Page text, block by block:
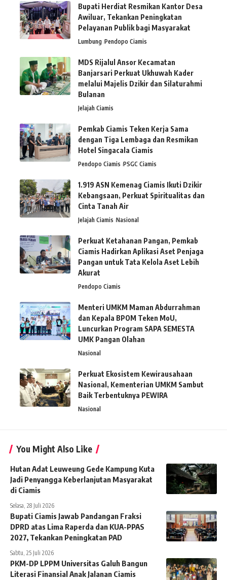
Bupati Herdiat Resmikan Kantor Desa
Awiluar, Tekankan Peningkatan
Pelayanan Publik bagi Masyarakat
Lumbung Pendopo Ciamis
MDS Rijalul Ansor Kecamatan
Banjarsari Perkuat Ukhuwah Kader
melalui Majelis Dzikir dan Silaturahmi
Bulanan
Jelajah Ciamis
Pemkab Ciamis Teken Kerja Sama
dengan Tiga Lembaga dan Resmikan
Hotel Singacala Ciamis
Pendopo Ciamis PSGC Ciamis
1.919 ASN Kemenag Ciamis Ikuti Dzikir
Kebangsaan, Perkuat Spiritualitas dan
Cinta Tanah Air
Jelajah Ciamis Nasional
Perkuat Ketahanan Pangan, Pemkab
Ciamis Hadirkan Aplikasi Aset Penjaga
Pangan untuk Tata Kelola Aset Lebih
Akurat
Pendopo Ciamis
Menteri UMKM Maman Abdurrahman
dan Kepala BPOM Teken MoU,
Luncurkan Program SAPA SEMESTA
UMK Pangan Olahan
Nasional
Perkuat Ekosistem Kewirausahaan
Nasional, Kementerian UMKM Sambut
Baik Terbentuknya PEWIRA
Nasional
You Might Also Like
Hutan Adat Leuweung Gede Kampung Kuta
Jadi Penyangga Keberlanjutan Masyarakat
di Ciamis
Selasa, 28 Juli 2026
Bupati Ciamis Jawab Pandangan Fraksi
DPRD atas Lima Raperda dan KUA-PPAS
2027, Tekankan Peningkatan PAD
Sabtu, 25 Juli 2026
PKM-DP LPPM Universitas Galuh Bangun
Literasi Finansial Anak Jalanan Ciamis